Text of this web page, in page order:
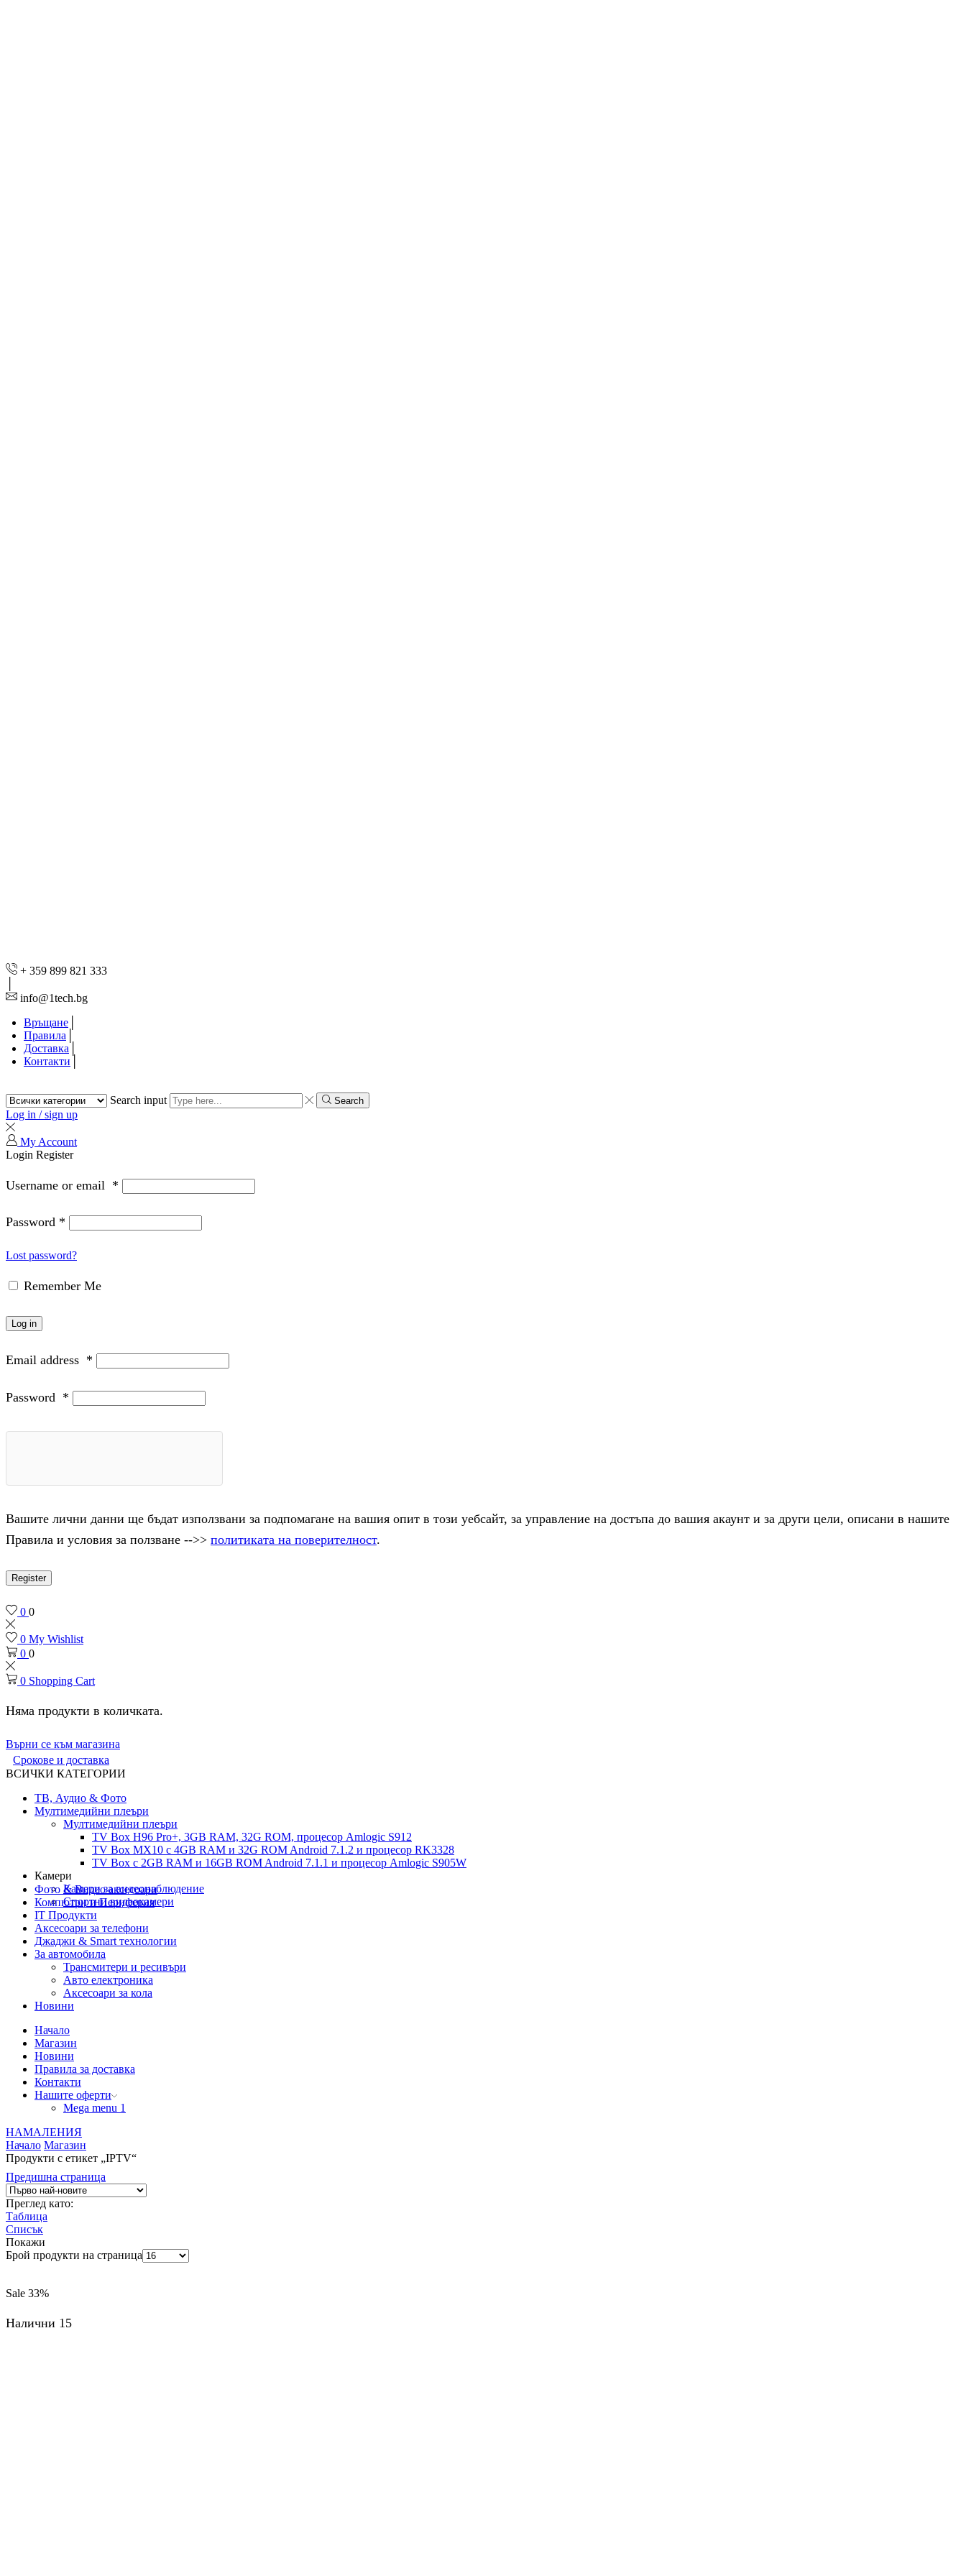
+ 359 899 821 333
info@1tech.bg
Връщане
Правила
Доставка
Контакти
Search input Search
Log in / sign up
My Account
Login Register
Username or email *
Password *
Lost password?
Remember Me
Log in
Email address *
Password *
Вашите лични данни ще бъдат използвани за подпомагане на вашия опит в този уебсайт, за управление на достъпа до вашия акаунт и за други цели, описани в нашите
Правила и условия за ползване -->> политиката на поверителност.
Register
0 0
0 My Wishlist
0 0
0 Shopping Cart
Няма продукти в количката.
Върни се към магазина
Срокове и доставка
ВСИЧКИ КАТЕГОРИИ
ТВ, Аудио & Фото
Мултимедийни плеъри
Мултимедийни плеъри
TV Box H96 Pro+, 3GB RAM, 32G ROM, процесор Amlogic S912
TV Box MX10 с 4GB RAM и 32G ROM Android 7.1.2 и процесор RK3328
TV Box с 2GB RAM и 16GВ ROM Android 7.1.1 и процесор Amlogic S905W
Камери
Камери за видеонаблюдение
Спортни видеокамери
Фото & Видео аксесоари
Компютри и Периферия
IT Продукти
Аксесоари за телефони
Джаджи & Smart технологии
За автомобила
Трансмитери и ресивъри
Авто електроника
Аксесоари за кола
Новини
Начало
Магазин
Новини
Правила за доставка
Контакти
Нашите оферти
Mega menu 1
НАМАЛЕНИЯ
Начало Магазин
Продукти с етикет „IPTV“
Предишна страница
Преглед като:
Таблица
Списък
Покажи
Брой продукти на страница
Sale 33%
Налични 15